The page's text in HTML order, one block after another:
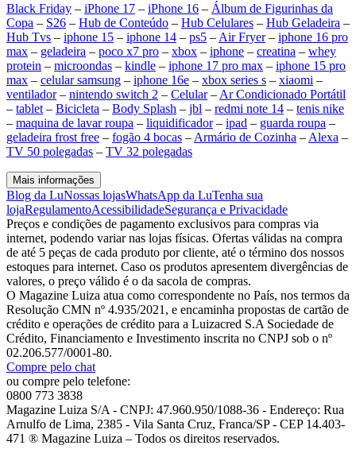
Black Friday – iPhone 17 – iPhone 16 – Álbum de Figurinhas da
Copa – S26 – Hub de Conteúdo – Hub Celulares – Hub Geladeira –
Hub Tvs – iphone 15 – iphone 14 – ps5 – Air Fryer– iphone 16 pro
max – geladeira – poco x7 pro – xbox – iphone – creatina – whey
protein – microondas – kindle – iphone 17 pro max – iphone 15 pro
max – celular samsung – iphone 16e – xbox series s – xiaomi –
ventilador– nintendo switch 2 – Celular– Ar Condicionado Portátil
– tablet – Bicicleta – Body Splash – jbl – redmi note 14 – tenis nike
– maquina de lavar roupa – liquidificador– ipad – guarda roupa –
geladeira frost free – fogão 4 bocas – Armário de Cozinha – Alexa –
TV 50 polegadas – TV 32 polegadas
Mais informações
Blog da LuNossas lojasWhatsApp da LuTenha sua
lojaRegulamentoAcessibilidadeSegurança e Privacidade
Preços e condições de pagamento exclusivos para compras via
internet, podendo variar nas lojas físicas. Ofertas válidas na compra
de até 5 peças de cada produto por cliente, até o término dos nossos
estoques para internet. Caso os produtos apresentem divergências de
valores, o preço válido é o da sacola de compras.
O Magazine Luiza atua como correspondente no País, nos termos da
Resolução CMN nº 4.935/2021, e encaminha propostas de cartão de
crédito e operações de crédito para a Luizacred S.A Sociedade de
Crédito, Financiamento e Investimento inscrita no CNPJ sob o nº
02.206.577/0001-80.
Compre pelo chat
ou compre pelo telefone:
0800 773 3838
Magazine Luiza S/A - CNPJ: 47.960.950/1088-36 - Endereço: Rua
Arnulfo de Lima, 2385 - Vila Santa Cruz, Franca/SP - CEP 14.403-
471 ® Magazine Luiza – Todos os direitos reservados.